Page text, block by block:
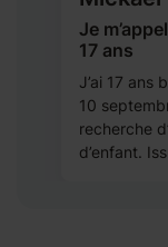
Je
17 ans
J’ai 17 ans
10
recherche
d’enfant.